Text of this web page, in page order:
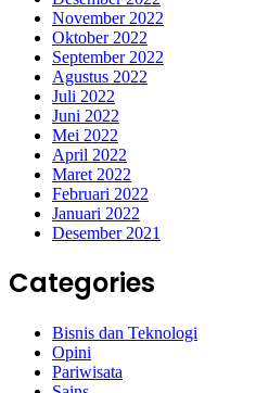
November 2022
Oktober 2022
September 2022
Agustus 2022
Juli 2022
Juni 2022
Mei 2022
April 2022
Maret 2022
Februari 2022
Januari 2022
Desember 2021
Categories
Bisnis dan Teknologi
Opini
Pariwisata